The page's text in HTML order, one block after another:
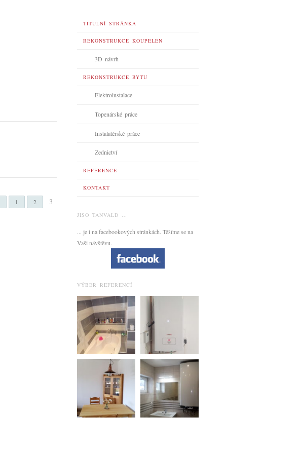
TITULNÍ STRÁNKA
REKONSTRUKCE KOUPELEN
3D návrh
REKONSTRUKCE BYTU
Elektroinstalace
Topenárské práce
Instalatérské práce
Zednictví
REFERENCE
KONTAKT
1 2 3
JISO TANVALD …
... je i na facebookových stránkách. Těšíme se na
Vaši návštěvu.
VÝBER REFERENCÍ